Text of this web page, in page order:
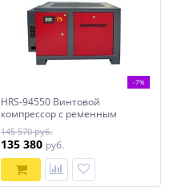
-7%
HRS-94550 Винтовой
компрессор с ременным
приводом Harrison: 550 л/
мин, 8 бар, 4 кВт
145 570 руб.
135 380 руб.